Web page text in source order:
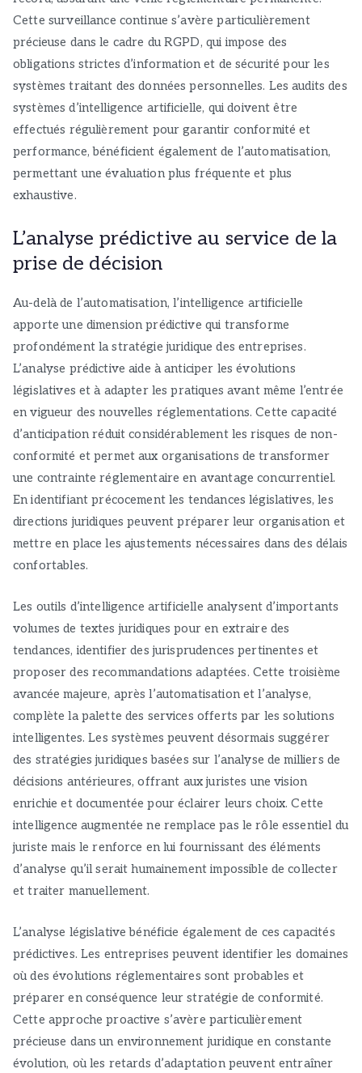
Cette surveillance continue s’avère particulièrement
précieuse dans le cadre du RGPD, qui impose des
obligations strictes d’information et de sécurité pour les
systèmes traitant des données personnelles. Les audits des
systèmes d’intelligence artificielle, qui doivent être
effectués régulièrement pour garantir conformité et
performance, bénéficient également de l’automatisation,
permettant une évaluation plus fréquente et plus
exhaustive.
L’analyse prédictive au service de la
prise de décision
Au-delà de l’automatisation, l’intelligence artificielle
apporte une dimension prédictive qui transforme
profondément la stratégie juridique des entreprises.
L’analyse prédictive aide à anticiper les évolutions
législatives et à adapter les pratiques avant même l’entrée
en vigueur des nouvelles réglementations. Cette capacité
d’anticipation réduit considérablement les risques de non-
conformité et permet aux organisations de transformer
une contrainte réglementaire en avantage concurrentiel.
En identifiant précocement les tendances législatives, les
directions juridiques peuvent préparer leur organisation et
mettre en place les ajustements nécessaires dans des délais
confortables.
Les outils d’intelligence artificielle analysent d’importants
volumes de textes juridiques pour en extraire des
tendances, identifier des jurisprudences pertinentes et
proposer des recommandations adaptées. Cette troisième
avancée majeure, après l’automatisation et l’analyse,
complète la palette des services offerts par les solutions
intelligentes. Les systèmes peuvent désormais suggérer
des stratégies juridiques basées sur l’analyse de milliers de
décisions antérieures, offrant aux juristes une vision
enrichie et documentée pour éclairer leurs choix. Cette
intelligence augmentée ne remplace pas le rôle essentiel du
juriste mais le renforce en lui fournissant des éléments
d’analyse qu’il serait humainement impossible de collecter
et traiter manuellement.
L’analyse législative bénéficie également de ces capacités
prédictives. Les entreprises peuvent identifier les domaines
où des évolutions réglementaires sont probables et
préparer en conséquence leur stratégie de conformité.
Cette approche proactive s’avère particulièrement
précieuse dans un environnement juridique en constante
évolution, où les retards d’adaptation peuvent entraîner